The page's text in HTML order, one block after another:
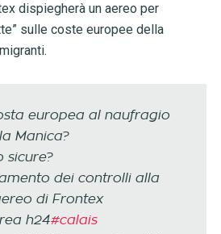
dispiegherà un aereo per
sulle coste europee della
europea al naufragio
Manica?
sicure?
dei controlli alla
di Frontex
h24#calais